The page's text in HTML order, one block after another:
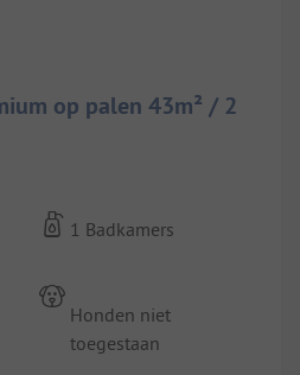
op palen 43m² / 2
1 Badkamers
Honden niet
toegestaan